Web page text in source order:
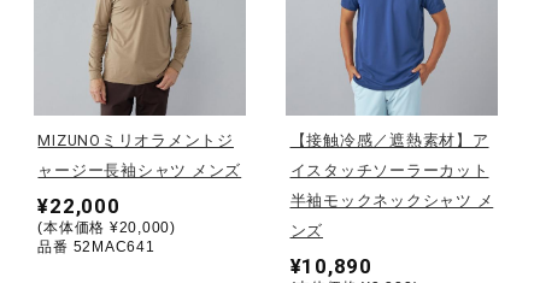
柔道
ウィンタースポーツ
ワーキング
MIZUNOミリオラメントジ
ャージー長袖シャツ メンズ
¥22,000
(本体価格 ¥20,000)
品番 52MAC641
【接触冷感／遮熱素材】ア
イスタッチソーラーカット
半袖モックネックシャツ メ
ンズ
¥10,890